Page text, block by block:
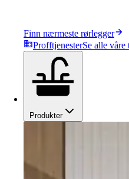
Finn nærmeste rørlegger
ProfftjenesterSe alle våre
Produkter